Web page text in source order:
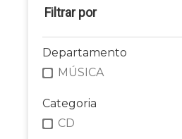
Departamento
MÚSICA
Categoria
CD